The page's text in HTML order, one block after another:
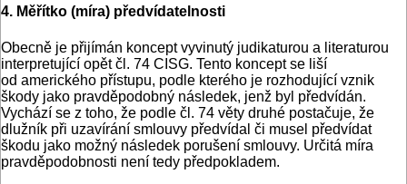
4. Měřítko (míra) předvídatelnosti
Obecně je přijímán koncept vyvinutý judikaturou a literaturou
interpretující opět čl. 74 CISG. Tento koncept se liší
od amerického přístupu, podle kterého je rozhodující vznik
škody jako pravděpodobný následek, jenž byl předvídán.
Vychází se z toho, že podle čl. 74 věty druhé postačuje, že
dlužník při uzavírání smlouvy předvídal či musel předvídat
škodu jako možný následek porušení smlouvy. Určitá míra
pravděpodobnosti není tedy předpokladem.